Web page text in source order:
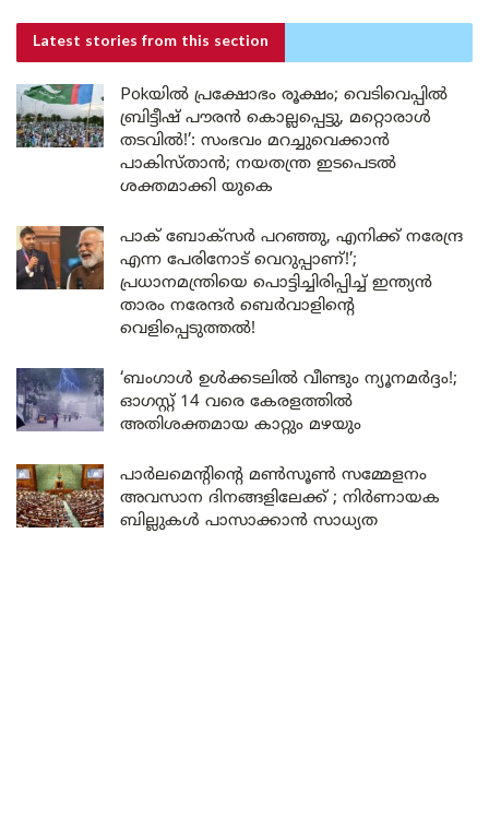
Latest stories from this section
Pokയിൽ പ്രക്ഷോഭം രൂക്ഷം; വെടിവെപ്പിൽ
ബ്രിട്ടീഷ് പൗരൻ കൊല്ലപ്പെട്ടു, മറ്റൊരാൾ
തടവിൽ!’: സംഭവം മറച്ചുവെക്കാൻ
പാകിസ്താൻ; നയതന്ത്ര ഇടപെടൽ
ശക്തമാക്കി യുകെ
പാക് ബോക്സർ പറഞ്ഞു, എനിക്ക് നരേന്ദ്ര
എന്ന പേരിനോട് വെറുപ്പാണ്!’;
പ്രധാനമന്ത്രിയെ പൊട്ടിച്ചിരിപ്പിച്ച് ഇന്ത്യൻ
താരം നരേന്ദർ ബെർവാളിന്റെ
വെളിപ്പെടുത്തൽ!
‘ബംഗാൾ ഉൾക്കടലിൽ വീണ്ടും ന്യൂനമർദ്ദം!;
ഓഗസ്റ്റ് 14 വരെ കേരളത്തിൽ
അതിശക്തമായ കാറ്റും മഴയും
പാർലമെന്റിന്റെ മൺസൂൺ സമ്മേളനം
അവസാന ദിനങ്ങളിലേക്ക് ; നിർണായക
ബില്ലുകൾ പാസാക്കാൻ സാധ്യത